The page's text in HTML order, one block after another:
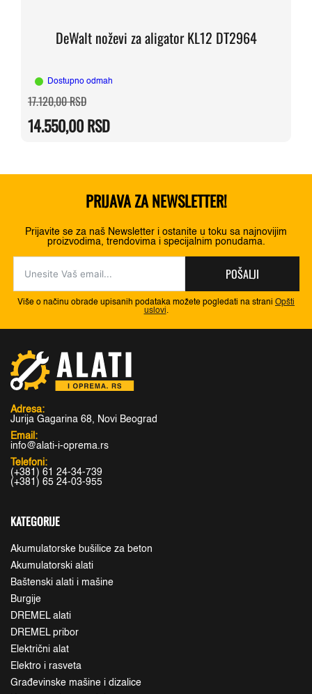
DeWalt noževi za aligator KL12 DT2964
Dostupno odmah
17.120,00RSDOriginalna
cena
bila:
17.120,00 RSD.
14.550,00RSD
Trenutna
cena
14.550,00 RSD.
PRIJAVA ZA NEWSLETTER!
Prijavite se za naš Newsletter i ostanite u toku sa najnovijim
proizvodima, trendovima i specijalnim ponudama.
POŠALJI
Više o načinu obrade upisanih podataka možete pogledati na strani Opšti
uslovi.
Adresa:
Jurija Gagarina 68, Novi Beograd
Email:
info@alati-i-oprema.rs
Telefoni:
(+381) 61 24-34-739
(+381) 65 24-03-955
KATEGORIJE
Akumulatorske bušilice za beton
Akumulatorski alati
Baštenski alati i mašine
Burgije
DREMEL alati
DREMEL pribor
Električni alat
Elektro i rasveta
Građevinske mašine i dizalice